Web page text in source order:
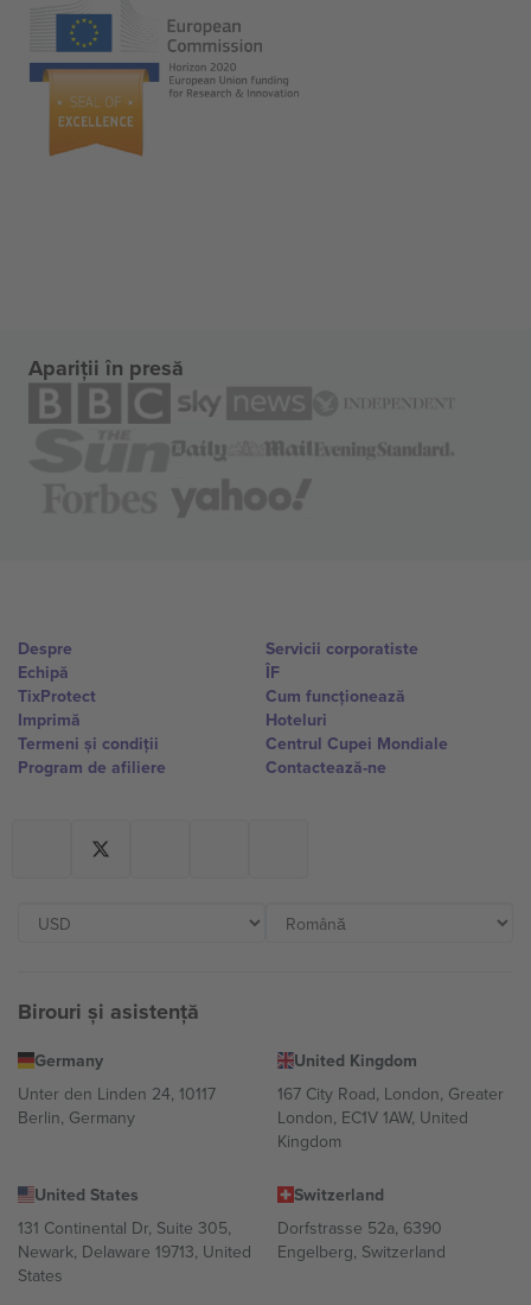
Apariții în presă
Despre
Echipă
TixProtect
Imprimă
Termeni și condiții
Program de afiliere
Servicii corporatiste
ÎF
Cum funcționează
Hoteluri
Centrul Cupei Mondiale
Contactează-ne
Birouri și asistență
Germany
Unter den Linden 24, 10117
Berlin, Germany
United Kingdom
167 City Road, London, Greater
London, EC1V 1AW, United
Kingdom
United States
131 Continental Dr, Suite 305,
Newark, Delaware 19713, United
States
Switzerland
Dorfstrasse 52a, 6390
Engelberg, Switzerland